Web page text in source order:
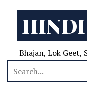
HINDI
Bhajan, Lok Geet,